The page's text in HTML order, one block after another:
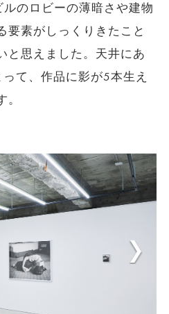
のロビーの薄暗さや建物
要素がしっくりきたこと
と思えました。天井にあ
て、作品に影が5本生え